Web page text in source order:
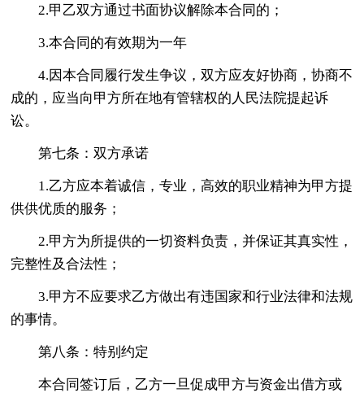
2.甲乙双方通过书面协议解除本合同的；
3.本合同的有效期为一年
4.因本合同履行发生争议，双方应友好协商，协商不
成的，应当向甲方所在地有管辖权的人民法院提起诉
讼。
第七条：双方承诺
1.乙方应本着诚信，专业，高效的职业精神为甲方提
供供优质的服务；
2.甲方为所提供的一切资料负责，并保证其真实性，
完整性及合法性；
3.甲方不应要求乙方做出有违国家和行业法律和法规
的事情。
第八条：特别约定
本合同签订后，乙方一旦促成甲方与资金出借方或